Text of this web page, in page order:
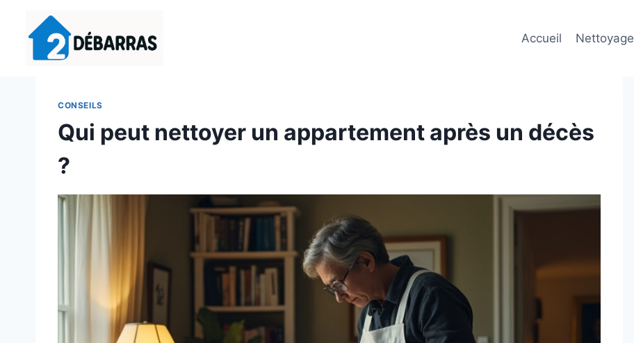
Accueil Nettoyage
CONSEILS
Qui peut nettoyer un appartement après un décès
?